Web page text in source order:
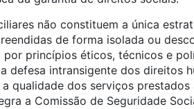
não constituem a única
de forma isolada ou
por princípios éticos, técnicos e
defesa intransigente dos direitos
qualidade dos serviços prestados
a Comissão de Seguridade